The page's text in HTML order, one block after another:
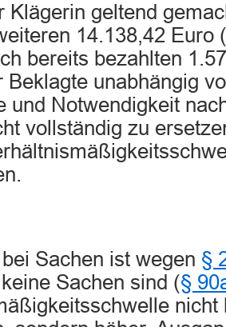
Klägerin geltend
14.138,42 Euro
bereits bezahlten
Beklagte unabhängig
und Notwendigkeit
vollständig zu
Sachen ist wegen §
Sachen sind (§
nicht